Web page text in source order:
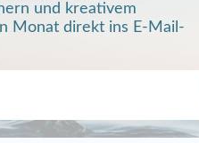
und kreativem
Monat direkt ins E-Mail-